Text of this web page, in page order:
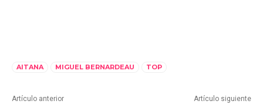
AITANA MIGUEL BERNARDEAU TOP
Artículo anterior Artículo siguiente